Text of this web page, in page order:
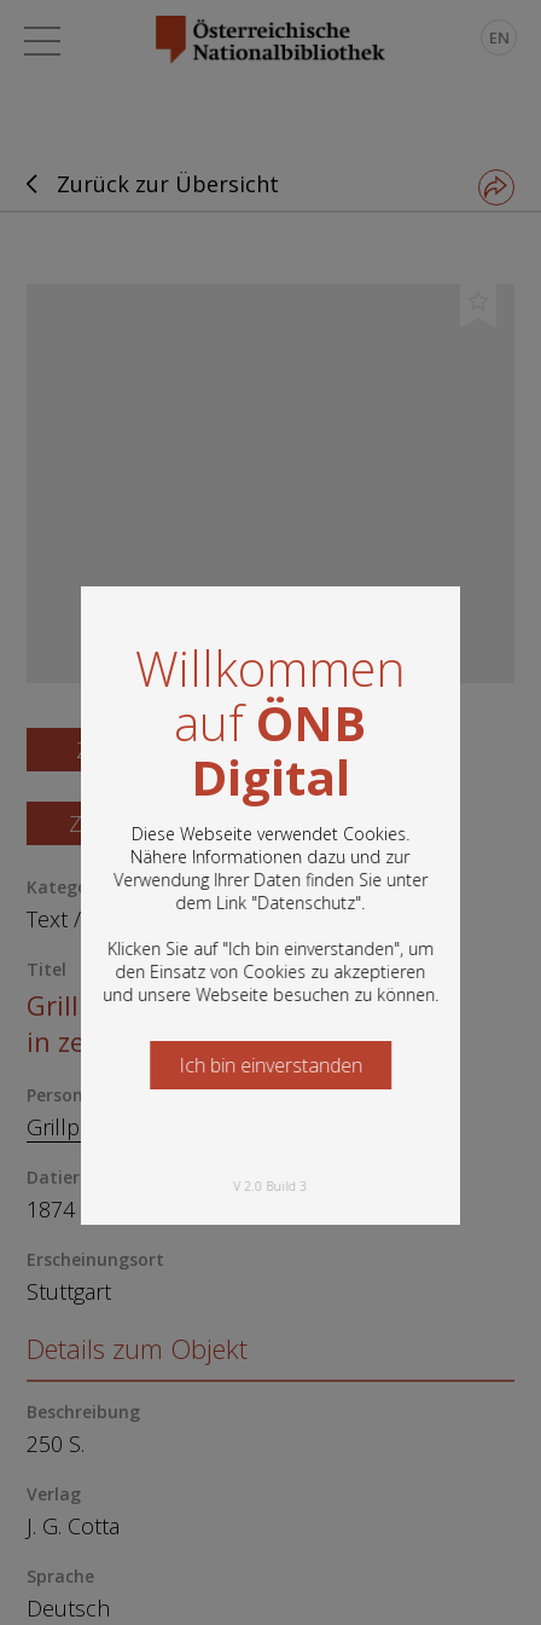
Willkommen
aufÖNB
Digital
Diese Webseite verwendet Cookies.
Nähere Informationen dazu und zur
Verwendung Ihrer Daten finden Sie unter
dem Link "Datenschutz".
Klicken Sie auf "Ich bin einverstanden", um
den Einsatz von Cookies zu akzeptieren
und unsere Webseite besuchen zu können.
In diesem Portal finden Sie die digitalen
Bestände der Österreichischen
Nationalbibliothek: Bücher, Fotografien,
Grafiken und vieles mehr.
Ich bin einverstanden
Starten Sie jetzt
V 2.0 Build 3
EN
Zurück zur Übersicht
Zum Digitalisat
Zum Katalogisat
Kategorie / Medientyp
Text/
Titel
Grillparzer's Sämmtliche Werke:
in zehn Bänden
Person
Grillparzer, Franz, 1791-1872
Datierung
1874
Erscheinungsort
Stuttgart
Details zum Objekt
Beschreibung
250 S.
Verlag
J. G. Cotta
Sprache
Deutsch